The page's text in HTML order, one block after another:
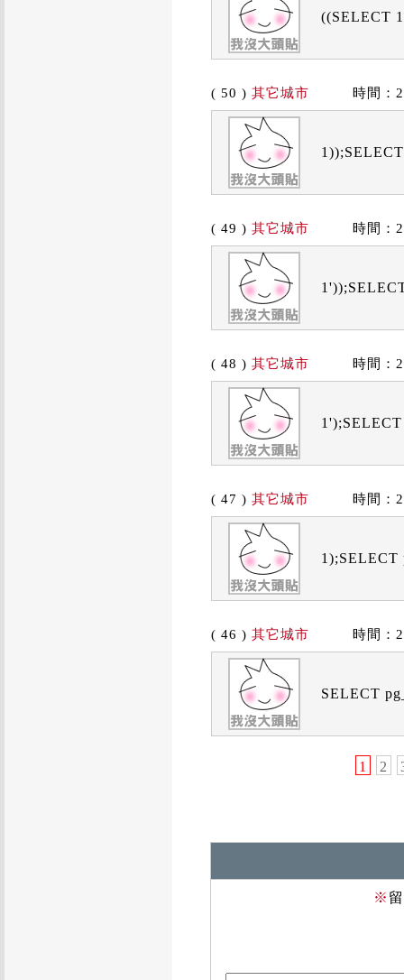
((SELECT
( 50 ) 其它城市 時間：
( 49 ) 其它城市 時間：
( 48 ) 其它城市 時間：
( 47 ) 其它城市 時間：
1);SELECT
( 46 ) 其它城市 時間：
SELECT
1 2
※